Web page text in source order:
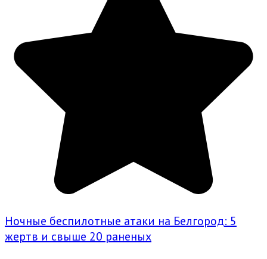
Ночные беспилотные атаки на Белгород: 5
жертв и свыше 20 раненых